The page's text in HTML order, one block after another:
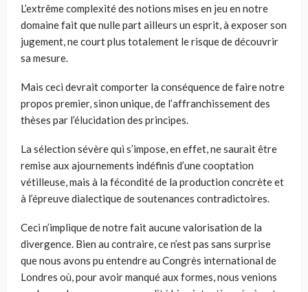
L’extrême complexité des notions mises en jeu en notre
domaine fait que nulle part ailleurs un esprit, à exposer son
jugement, ne court plus totalement le risque de découvrir
sa mesure.
Mais ceci devrait comporter la conséquence de faire notre
propos premier, sinon unique, de l’affranchissement des
thèses par l’élucidation des principes.
La sélection sévère qui s’impose, en effet, ne saurait être
remise aux ajournements indéfinis d’une cooptation
vétilleuse, mais à la fécondité de la production concrète et
à l’épreuve dialectique de soutenances contradictoires.
Ceci n’implique de notre fait aucune valorisation de la
divergence. Bien au contraire, ce n’est pas sans surprise
que nous avons pu entendre au Congrès international de
Londres où, pour avoir manqué aux formes, nous venions